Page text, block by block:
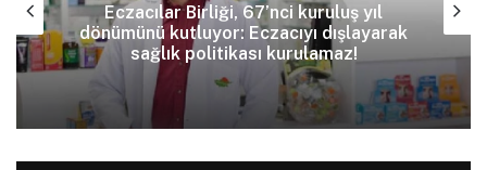
Eczacılar Birliği, 67’nci kuruluş yıl
dönümünü kutluyor: Eczacıyı dışlayarak
sağlık politikası kurulamaz!